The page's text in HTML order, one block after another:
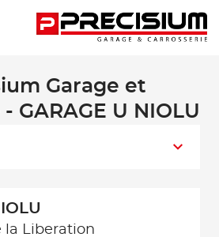
Garage et
GARAGE U NIOLU
la Liberation